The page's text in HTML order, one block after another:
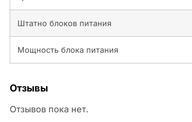
Штатно блоков питания
Мощность блока питания
Отзывы
Отзывов пока нет.